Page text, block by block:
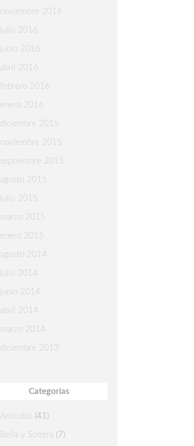
noviembre 2016
julio 2016
junio 2016
abril 2016
febrero 2016
enero 2016
diciembre 2015
noviembre 2015
septiembre 2015
agosto 2015
julio 2015
marzo 2015
enero 2015
agosto 2014
julio 2014
junio 2014
abril 2014
marzo 2014
diciembre 2013
Categorías
Articulos (41)
Bella y Soltera (7)